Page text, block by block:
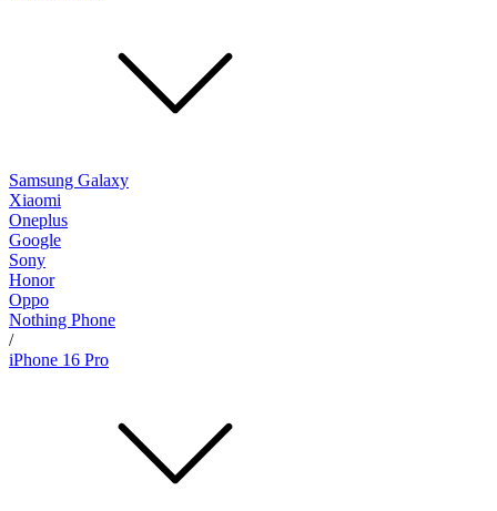
Samsung Galaxy
Xiaomi
Oneplus
Google
Sony
Honor
Oppo
Nothing Phone
/
iPhone 16 Pro